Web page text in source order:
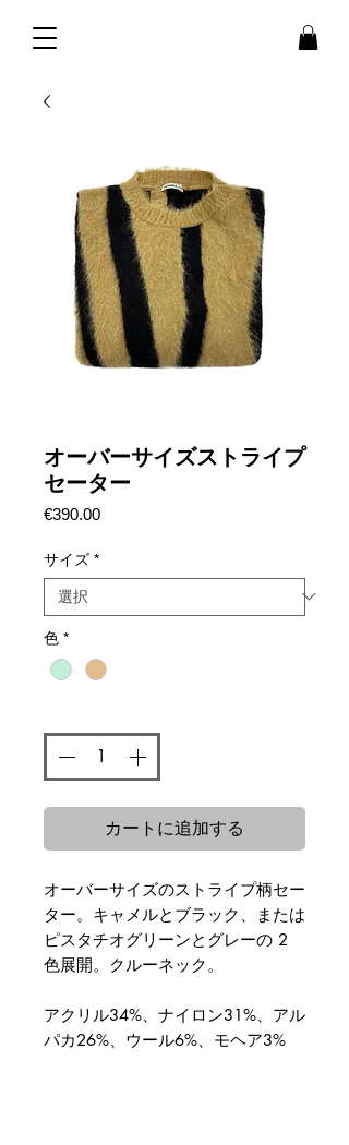
オーバーサイズストライプ
セーター
€390.00価
サイズ *
色 *
カートに追加する
オーバーサイズのストライプ柄セー
ター。キャメルとブラック、または
ピスタチオグリーンとグレーの 2
色展開。クルーネック。
アクリル34%、ナイロン31%、アル
パカ26%、ウール6%、モヘア3%